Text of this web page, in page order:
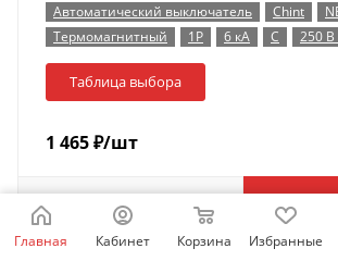
Автоматический выключатель Chint
Термомагнитный
1P 6 кА C 250 В
Таблица выбора
1 465₽/шт
Главная Кабинет Корзина Избранные